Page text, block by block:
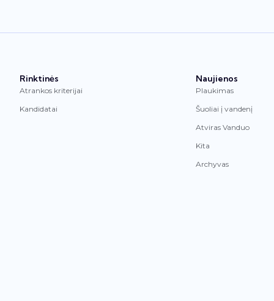
Rinktinės
Atrankos kriterijai
Kandidatai
Naujienos
Plaukimas
Šuoliai į vandenį
Atviras Vanduo
Kita
Archyvas